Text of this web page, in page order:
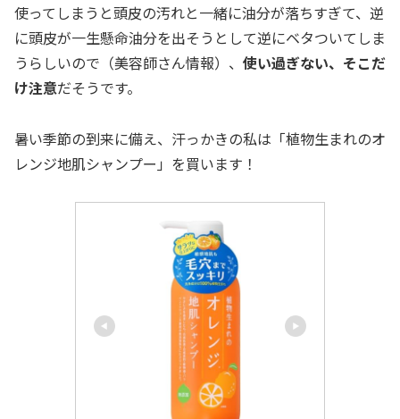
使ってしまうと頭皮の汚れと一緒に油分が落ちすぎて、逆
に頭皮が一生懸命油分を出そうとして逆にベタついてしま
うらしいので（美容師さん情報）、 使い過ぎない、そこだ
け注意だそうです。
暑い季節の到来に備え、汗っかきの私は「植物生まれのオ
レンジ地肌シャンプー」を買います！